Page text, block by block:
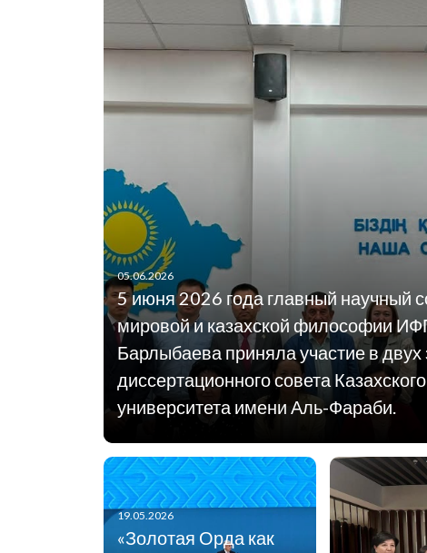
05.06.2026
5 июня 2026 года главный научный
мировой и казахской философии
Барлыбаева приняла участие в двух
диссертационного совета
университета имени Аль-Фараби.
19.05.2026
«Золотая Орда как